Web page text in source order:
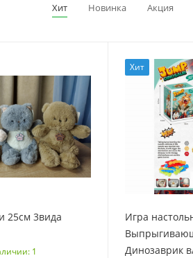
Хит Новинка Акция
25см 3вида
1
Хит
Игра
Динозаврик